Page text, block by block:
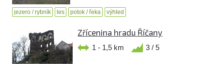
jezero / rybník les potok / řeka výhled
Zřícenina hradu Říčany
1 - 1,5 km 3 / 5